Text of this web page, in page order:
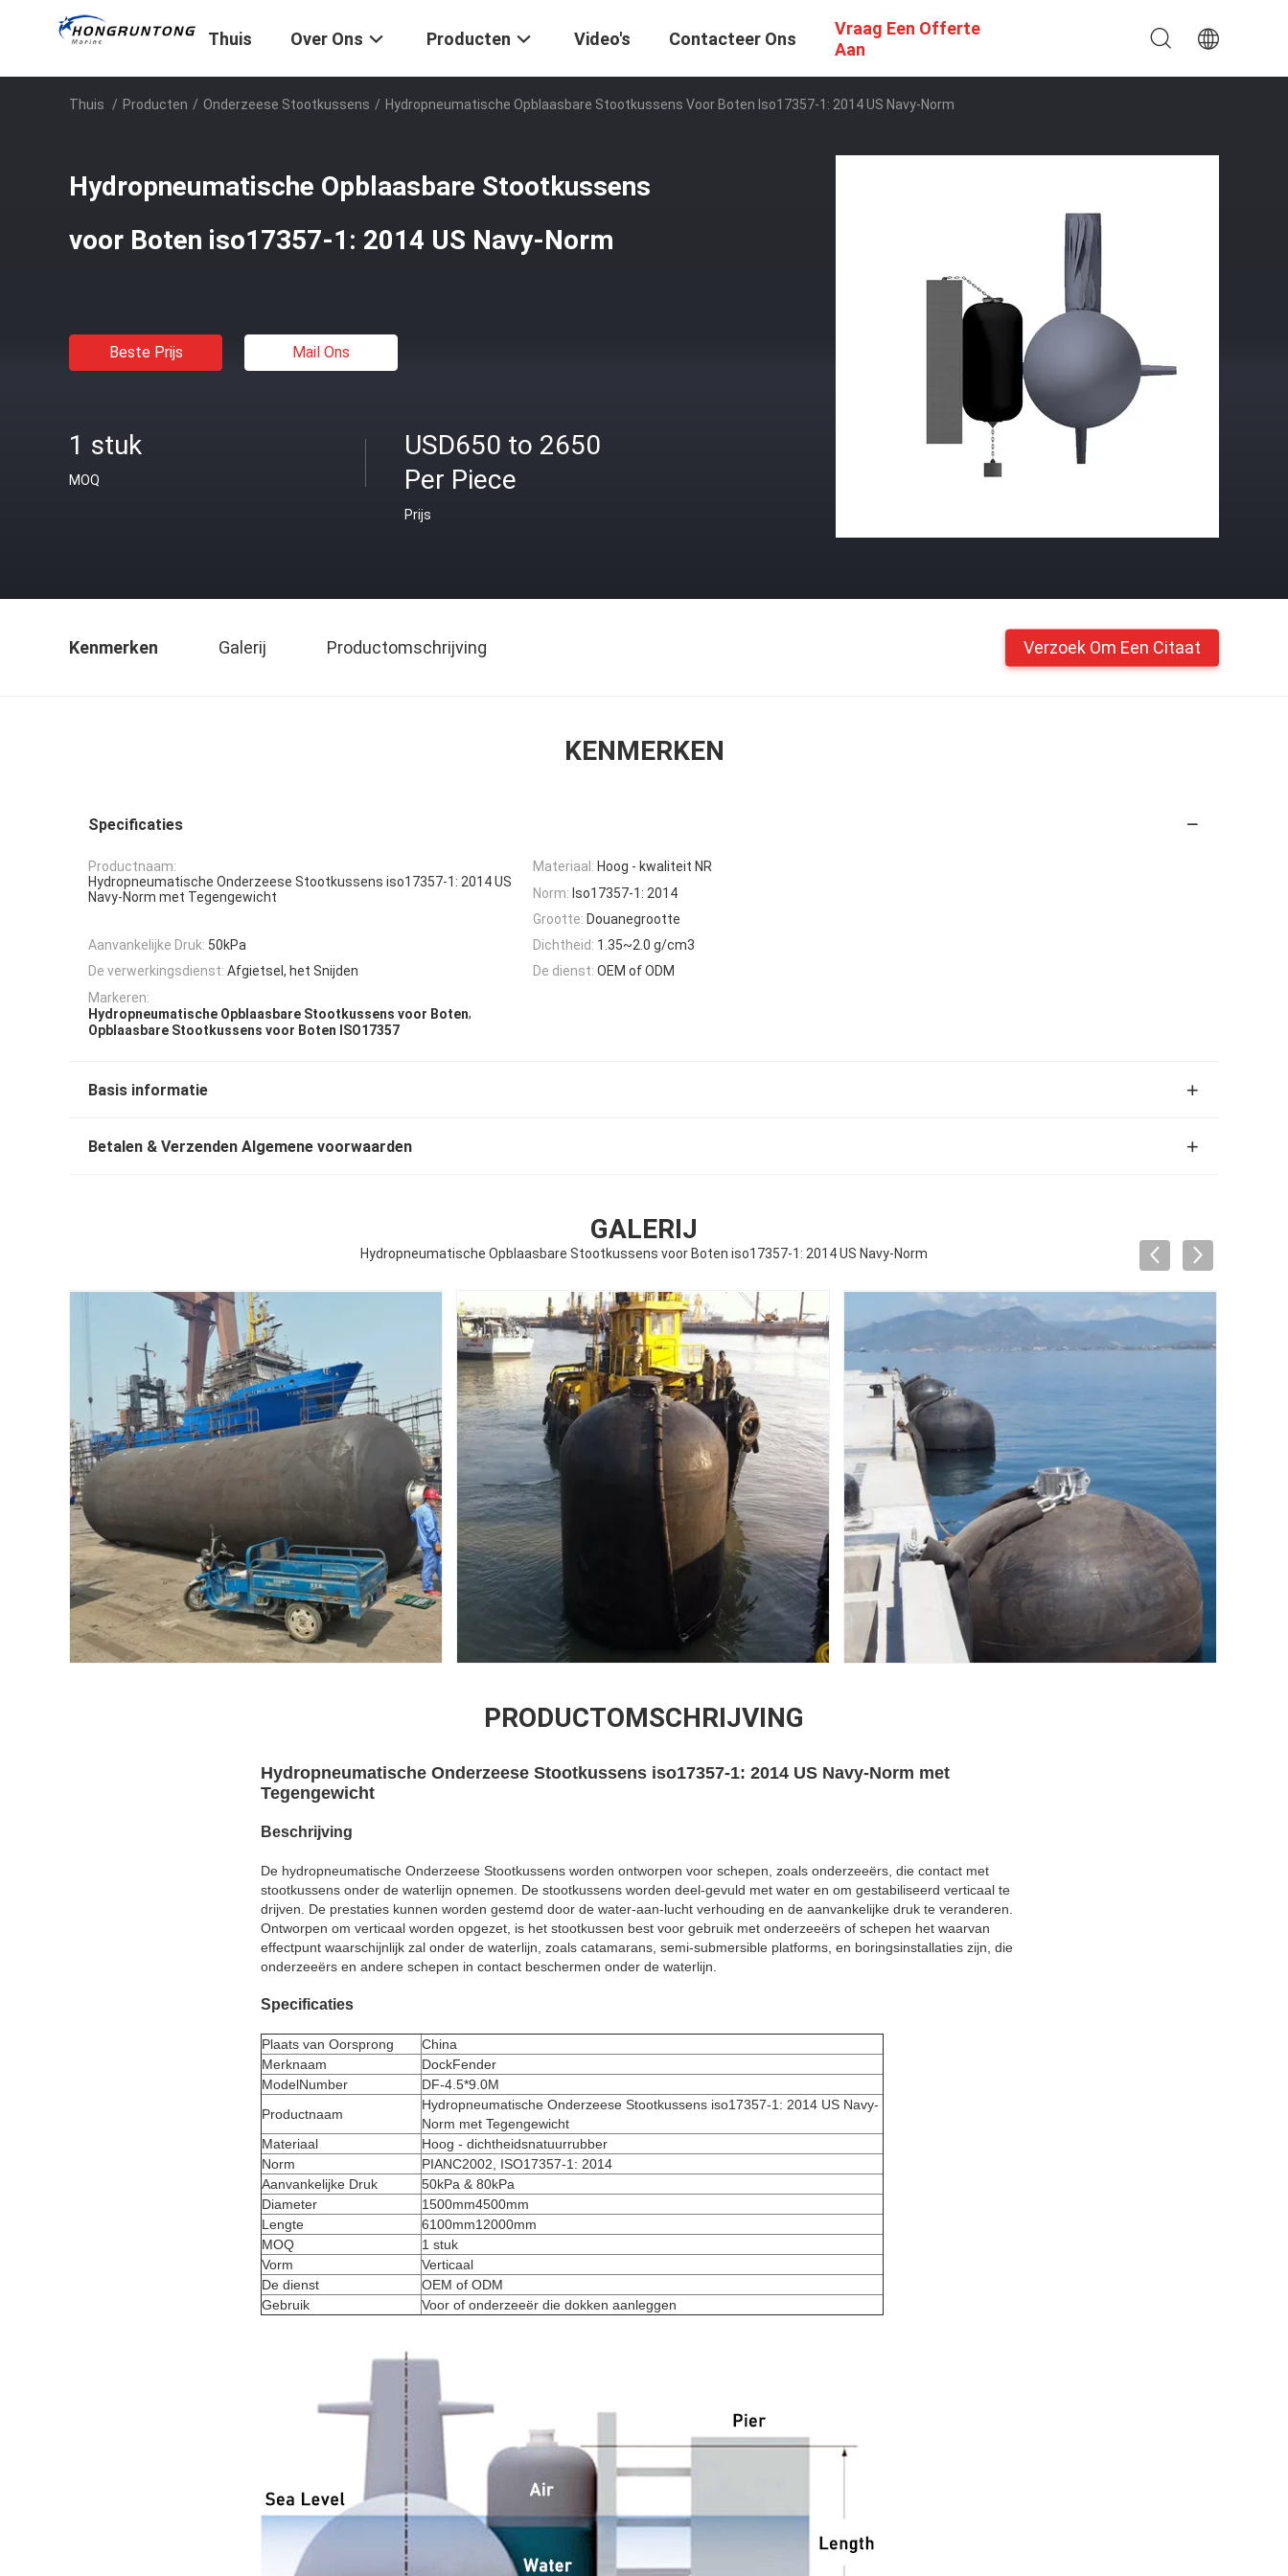
Thuis Over Ons Producten Video's Contacteer Ons
Vraag Een Offerte
Aan
Thuis / Producten / Onderzeese Stootkussens / Hydropneumatische Opblaasbare Stootkussens Voor Boten Iso17357-1: 2014 US Navy-Norm
Hydropneumatische Opblaasbare Stootkussens
voor Boten iso17357-1: 2014 US Navy-Norm
Beste Prijs Mail Ons
1 stuk
MOQ
USD650 to 2650
Per Piece
Prijs
Kenmerken Galerij Productomschrijving Verzoek Om Een Citaat
KENMERKEN
Specificaties
Productnaam:
Hydropneumatische Onderzeese Stootkussens iso17357-1: 2014 US
Navy-Norm met Tegengewicht
Materiaal: Hoog - kwaliteit NR
Norm: Iso17357-1: 2014
Grootte: Douanegrootte
Aanvankelijke Druk: 50kPa Dichtheid: 1.35~2.0 g/cm3
De verwerkingsdienst: Afgietsel, het Snijden De dienst: OEM of ODM
Markeren:
Hydropneumatische Opblaasbare Stootkussens voor Boten,
Opblaasbare Stootkussens voor Boten ISO17357
Basis informatie
Betalen & Verzenden Algemene voorwaarden
GALERIJ
Hydropneumatische Opblaasbare Stootkussens voor Boten iso17357-1: 2014 US Navy-Norm
PRODUCTOMSCHRIJVING
Hydropneumatische Onderzeese Stootkussens iso17357-1: 2014 US Navy-Norm met
Tegengewicht
Beschrijving
De hydropneumatische Onderzeese Stootkussens worden ontworpen voor schepen, zoals onderzeeërs, die contact met
stootkussens onder de waterlijn opnemen. De stootkussens worden deel-gevuld met water en om gestabiliseerd verticaal te
drijven. De prestaties kunnen worden gestemd door de water-aan-lucht verhouding en de aanvankelijke druk te veranderen.
Ontworpen om verticaal worden opgezet, is het stootkussen best voor gebruik met onderzeeërs of schepen het waarvan
effectpunt waarschijnlijk zal onder de waterlijn, zoals catamarans, semi-submersible platforms, en boringsinstallaties zijn, die
onderzeeërs en andere schepen in contact beschermen onder de waterlijn.
Specificaties
Plaats van Oorsprong
China
Merknaam
DockFender
ModelNumber
DF-4.5*9.0M
Productnaam
Hydropneumatische Onderzeese Stootkussens iso17357-1: 2014 US Navy-
Norm met Tegengewicht
Materiaal
Hoog - dichtheidsnatuurrubber
Norm
PIANC2002, ISO17357-1: 2014
Aanvankelijke Druk
50kPa & 80kPa
Diameter
1500mm4500mm
Lengte
6100mm12000mm
MOQ
1 stuk
Vorm
Verticaal
De dienst
OEM of ODM
Gebruik
Voor of onderzeeër die dokken aanleggen